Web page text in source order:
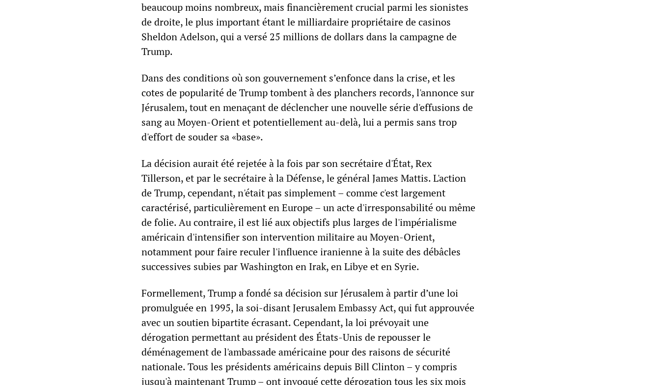
beaucoup moins nombreux, mais financièrement crucial parmi les sionistes
de droite, le plus important étant le milliardaire propriétaire de casinos
Sheldon Adelson, qui a versé 25 millions de dollars dans la campagne de
Trump.
Dans des conditions où son gouvernement s’enfonce dans la crise, et les
cotes de popularité de Trump tombent à des planchers records, l'annonce sur
Jérusalem, tout en menaçant de déclencher une nouvelle série d'effusions de
sang au Moyen-Orient et potentiellement au-delà, lui a permis sans trop
d'effort de souder sa «base».
La décision aurait été rejetée à la fois par son secrétaire d'État, Rex
Tillerson, et par le secrétaire à la Défense, le général James Mattis. L'action
de Trump, cependant, n'était pas simplement – comme c'est largement
caractérisé, particulièrement en Europe – un acte d'irresponsabilité ou même
de folie. Au contraire, il est lié aux objectifs plus larges de l'impérialisme
américain d'intensifier son intervention militaire au Moyen-Orient,
notamment pour faire reculer l'influence iranienne à la suite des débâcles
successives subies par Washington en Irak, en Libye et en Syrie.
Formellement, Trump a fondé sa décision sur Jérusalem à partir d’une loi
promulguée en 1995, la soi-disant Jerusalem Embassy Act, qui fut approuvée
avec un soutien bipartite écrasant. Cependant, la loi prévoyait une
dérogation permettant au président des États-Unis de repousser le
déménagement de l'ambassade américaine pour des raisons de sécurité
nationale. Tous les présidents américains depuis Bill Clinton – y compris
jusqu'à maintenant Trump – ont invoqué cette dérogation tous les six mois